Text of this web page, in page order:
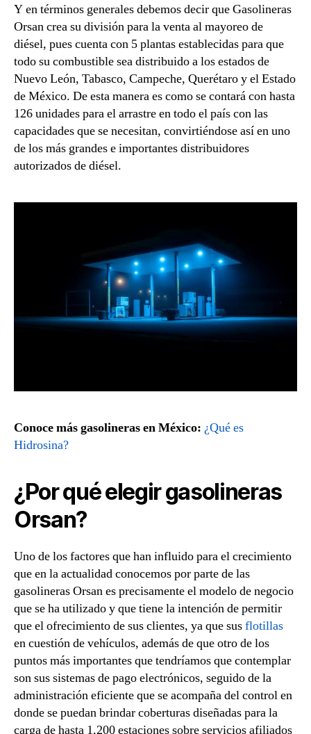
Y en términos generales debemos decir que Gasolineras
Orsan crea su división para la venta al mayoreo de
diésel, pues cuenta con 5 plantas establecidas para que
todo su combustible sea distribuido a los estados de
Nuevo León, Tabasco, Campeche, Querétaro y el Estado
de México. De esta manera es como se contará con hasta
126 unidades para el arrastre en todo el país con las
capacidades que se necesitan, convirtiéndose así en uno
de los más grandes e importantes distribuidores
autorizados de diésel.
Conoce más gasolineras en México: ¿Qué es
Hidrosina?
¿Por qué elegir gasolineras
Orsan?
Uno de los factores que han influido para el crecimiento
que en la actualidad conocemos por parte de las
gasolineras Orsan es precisamente el modelo de negocio
que se ha utilizado y que tiene la intención de permitir
que el ofrecimiento de sus clientes, ya que susflotillas
en cuestión de vehículos, además de que otro de los
puntos más importantes que tendríamos que contemplar
son sus sistemas de pago electrónicos, seguido de la
administración eficiente que se acompaña del control en
donde se puedan brindar coberturas diseñadas para la
carga de hasta 1,200 estaciones sobre servicios afiliados